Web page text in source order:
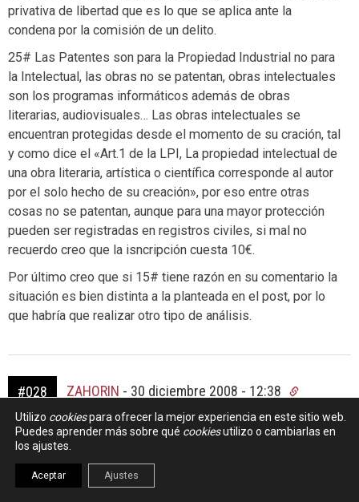
privativa de libertad que es lo que se aplica ante la
condena por la comisión de un delito.
25# Las Patentes son para la Propiedad Industrial no para
la Intelectual, las obras no se patentan, obras intelectuales
son los programas informáticos además de obras
literarias, audiovisuales… Las obras intelectuales se
encuentran protegidas desde el momento de su cración, tal
y como dice el «Art.1 de la LPI, La propiedad intelectual de
una obra literaria, artística o científica corresponde al autor
por el solo hecho de su creación», por eso entre otras
cosas no se patentan, aunque para una mayor protección
pueden ser registradas en registros civiles, si mal no
recuerdo creo que la isncripción cuesta 10€.
Por último creo que si 15# tiene razón en su comentario la
situación es bien distinta a la planteada en el post, por lo
que habría que realizar otro tipo de análisis.
#028 ZAHORIN - 30 diciembre 2008 - 12:38
Solo quiero hacer constar que estoy de acuerdo con
Enrique, tanto en el fondo como en la forma.
¡Enhorabuena por decirlo públicamente alto y claro!
Utilizo cookiespara ofrecer la mejor experiencia en este sitio web.
Puedes aprender más sobre qué cookiesutilizo o cambiarlas en
los ajustes.
Aceptar Ajustes